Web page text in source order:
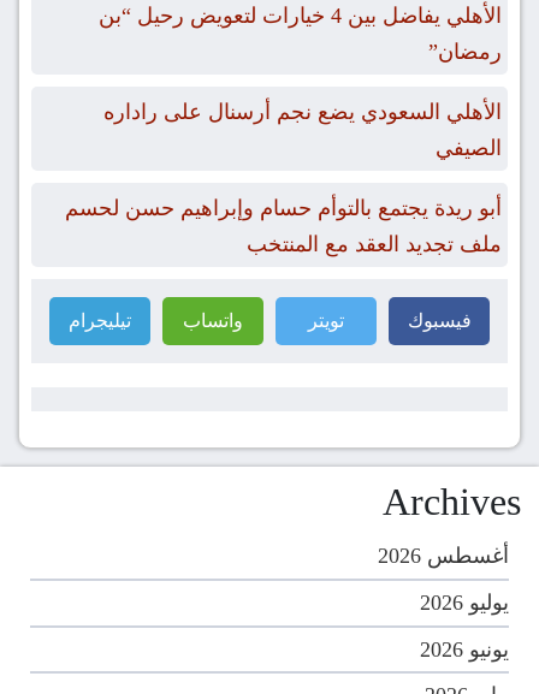
الأهلي يفاضل بين 4 خيارات لتعويض رحيل “بن
رمضان”
الأهلي السعودي يضع نجم أرسنال على راداره
الصيفي
أبو ريدة يجتمع بالتوأم حسام وإبراهيم حسن لحسم
ملف تجديد العقد مع المنتخب
فيسبوك تويتر واتساب تيليجرام
Archives
أغسطس 2026
يوليو 2026
يونيو 2026